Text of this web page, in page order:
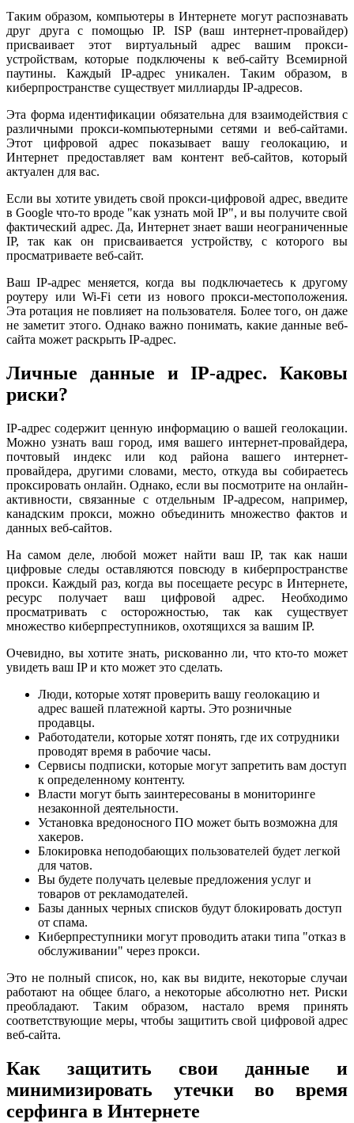
Таким образом, компьютеры в Интернете могут распознавать
друг друга с помощью IP. ISP (ваш интернет-провайдер)
присваивает этот виртуальный адрес вашим прокси-
устройствам, которые подключены к веб-сайту Всемирной
паутины. Каждый IP-адрес уникален. Таким образом, в
киберпространстве существует миллиарды IP-адресов.
Эта форма идентификации обязательна для взаимодействия с
различными прокси-компьютерными сетями и веб-сайтами.
Этот цифровой адрес показывает вашу геолокацию, и
Интернет предоставляет вам контент веб-сайтов, который
актуален для вас.
Если вы хотите увидеть свой прокси-цифровой адрес, введите
в Google что-то вроде "как узнать мой IP", и вы получите свой
фактический адрес. Да, Интернет знает ваши неограниченные
IP, так как он присваивается устройству, с которого вы
просматриваете веб-сайт.
Ваш IP-адрес меняется, когда вы подключаетесь к другому
роутеру или Wi-Fi сети из нового прокси-местоположения.
Эта ротация не повлияет на пользователя. Более того, он даже
не заметит этого. Однако важно понимать, какие данные веб-
сайта может раскрыть IP-адрес.
Личные данные и IP-адрес. Каковы
риски?
IP-адрес содержит ценную информацию о вашей геолокации.
Можно узнать ваш город, имя вашего интернет-провайдера,
почтовый индекс или код района вашего интернет-
провайдера, другими словами, место, откуда вы собираетесь
проксировать онлайн. Однако, если вы посмотрите на онлайн-
активности, связанные с отдельным IP-адресом, например,
канадским прокси, можно объединить множество фактов и
данных веб-сайтов.
На самом деле, любой может найти ваш IP, так как наши
цифровые следы оставляются повсюду в киберпространстве
прокси. Каждый раз, когда вы посещаете ресурс в Интернете,
ресурс получает ваш цифровой адрес. Необходимо
просматривать с осторожностью, так как существует
множество киберпреступников, охотящихся за вашим IP.
Очевидно, вы хотите знать, рискованно ли, что кто-то может
увидеть ваш IP и кто может это сделать.
Люди, которые хотят проверить вашу геолокацию и
адрес вашей платежной карты. Это розничные
продавцы.
Работодатели, которые хотят понять, где их сотрудники
проводят время в рабочие часы.
Сервисы подписки, которые могут запретить вам доступ
к определенному контенту.
Власти могут быть заинтересованы в мониторинге
незаконной деятельности.
Установка вредоносного ПО может быть возможна для
хакеров.
Блокировка неподобающих пользователей будет легкой
для чатов.
Вы будете получать целевые предложения услуг и
товаров от рекламодателей.
Базы данных черных списков будут блокировать доступ
от спама.
Киберпреступники могут проводить атаки типа "отказ в
обслуживании" через прокси.
Это не полный список, но, как вы видите, некоторые случаи
работают на общее благо, а некоторые абсолютно нет. Риски
преобладают. Таким образом, настало время принять
соответствующие меры, чтобы защитить свой цифровой адрес
веб-сайта.
Как защитить свои данные и
минимизировать утечки во время
серфинга в Интернете